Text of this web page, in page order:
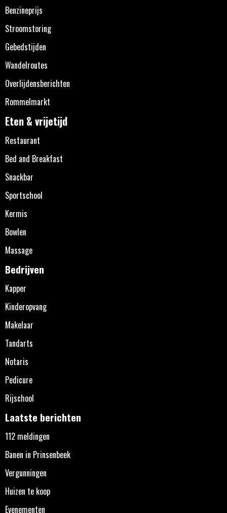
Benzineprijs
Stroomstoring
Gebedstijden
Wandelroutes
Overlijdensberichten
Rommelmarkt
Eten & vrijetijd
Restaurant
Bed and Breakfast
Snackbar
Sportschool
Kermis
Bowlen
Massage
Bedrijven
Kapper
Kinderopvang
Makelaar
Tandarts
Notaris
Pedicure
Rijschool
Laatste berichten
112 meldingen
Banen in Prinsenbeek
Vergunningen
Huizen te koop
Evenementen